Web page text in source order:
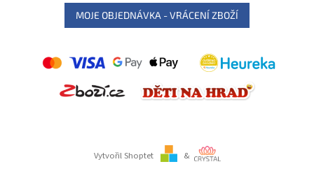
MOJE OBJEDNÁVKA - VRÁCENÍ ZBOŽÍ
Vytvořil Shoptet &